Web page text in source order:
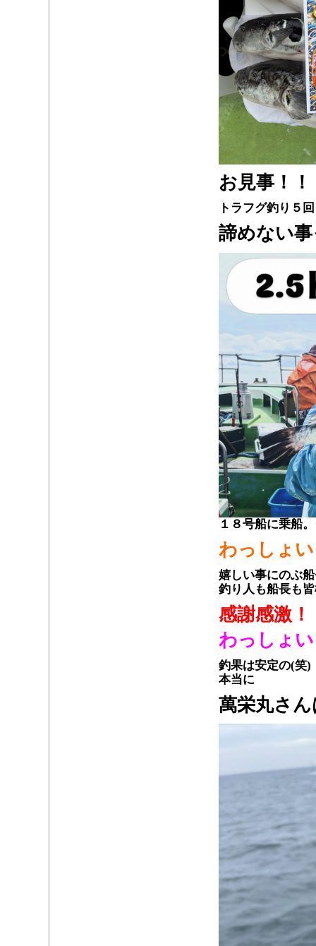
お見事！！
トラフグ釣り５
諦めない
１８号船に乗船
わっしょ
嬉しい事にのぶ
釣り人も船長も
感謝感激！
わっしょ
釣果は安定の(笑)
本当に
萬栄丸さ